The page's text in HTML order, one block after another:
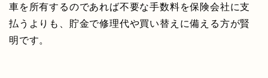
車を所有するのであれば不要な手数料を保険会社に支
払うよりも、貯金で修理代や買い替えに備える方が賢
明です。